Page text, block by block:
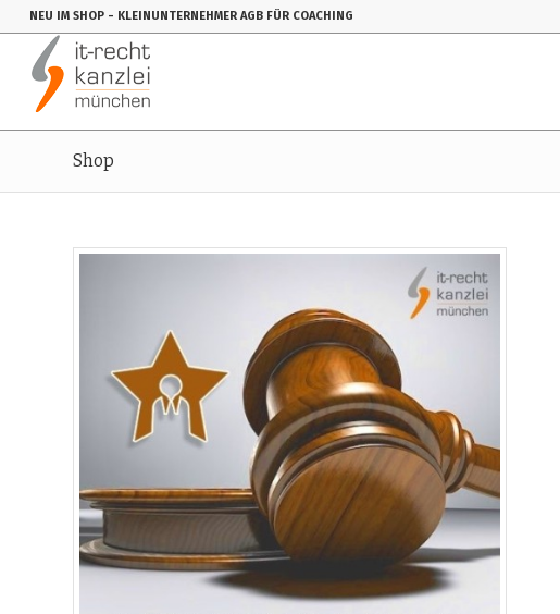
NEU IM SHOP - KLEINUNTERNEHMER AGB FÜR COACHING
Shop